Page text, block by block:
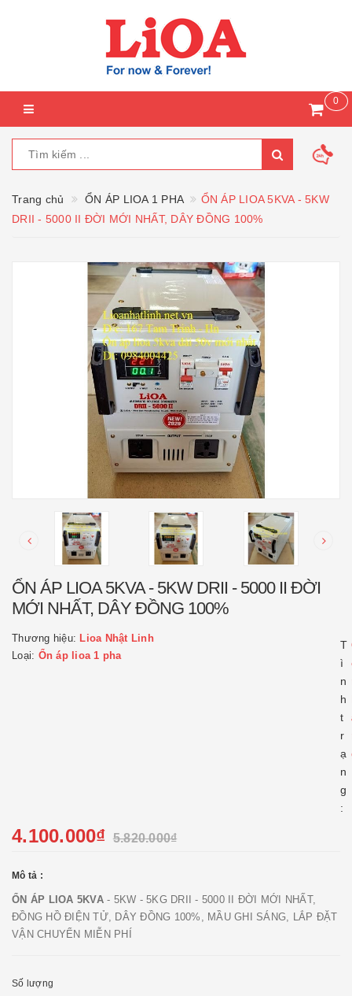
0
Trang chủ ỔN ÁP LIOA 1 PHA
ỔN ÁP LIOA 5KVA - 5KW
DRII - 5000 II ĐỜI MỚI NHẤT, DÂY ĐỒNG 100%
ỔN ÁP LIOA 5KVA - 5KW DRII - 5000 II ĐỜI
MỚI NHẤT, DÂY ĐỒNG 100%
Thương hiệu: Lioa Nhật Linh
Loại: Ổn áp lioa 1 pha
T
ì
n
h
t
r
ạ
n
g
:
4.100.000₫ 5.820.000₫
Mô tả :
ỔN ÁP LIOA 5KVA- 5KW - 5KG DRII - 5000 II ĐỜI MỚI NHẤT,
ĐỒNG HỒ ĐIỆN TỬ, DÂY ĐỒNG 100%, MẦU GHI SÁNG, LẮP ĐẶT
VẬN CHUYỂN MIỄN PHÍ
Số lượng